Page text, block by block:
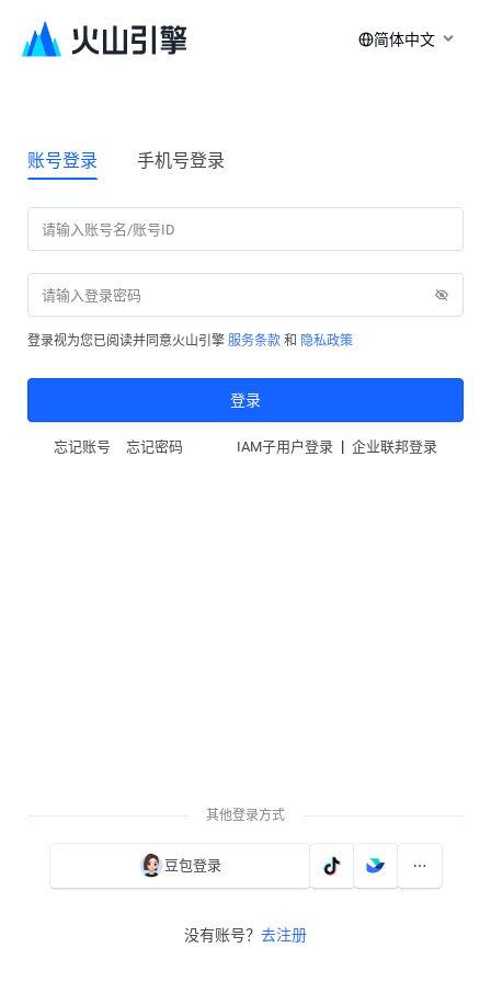
简体中文
账号登录 手机号登录
登录视为您已阅读并同意火山引擎 服务条款 和 隐私政策
登录
忘记账号 忘记密码 IAM子用户登录 | 企业联邦登录
其他登录方式
豆包登录
没有账号？ 去注册